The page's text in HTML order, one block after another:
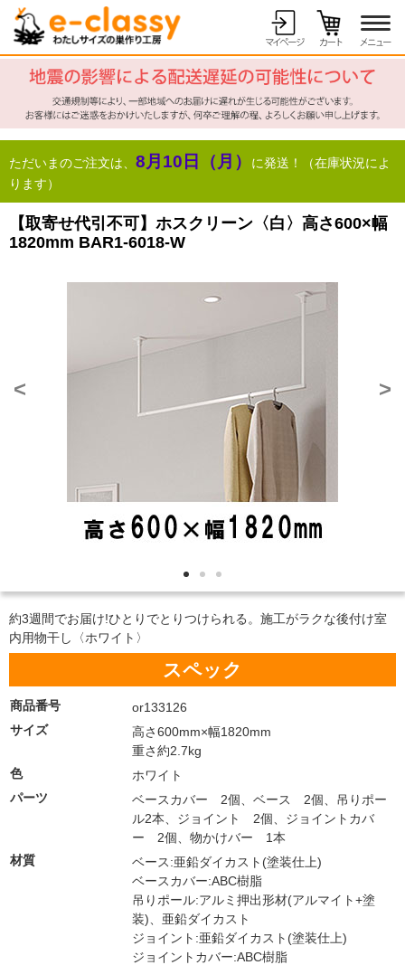
ただいまのご注文は、 8月10日（月）
に発送！（在庫状況によ
ります）
【取寄せ代引不可】ホスクリーン〈白〉高さ600×幅
1820mm BAR1-6018-W
< >
約3週間でお届け!ひとりでとりつけられる。施工がラクな後付け室
内用物干し〈ホワイト〉
スペック
商品番号
or133126
サイズ
高さ600mm×幅1820mm
重さ約2.7kg
色
ホワイト
パーツ
ベースカバー 2個、ベース 2個、吊りポー
ル2本、ジョイント 2個、ジョイントカバ
ー 2個、物かけバー 1本
材質
ベース:亜鉛ダイカスト(塗装仕上)
ベースカバー:ABC樹脂
吊りポール:アルミ押出形材(アルマイト+塗
装)、亜鉛ダイカスト
ジョイント:亜鉛ダイカスト(塗装仕上)
ジョイントカバー:ABC樹脂